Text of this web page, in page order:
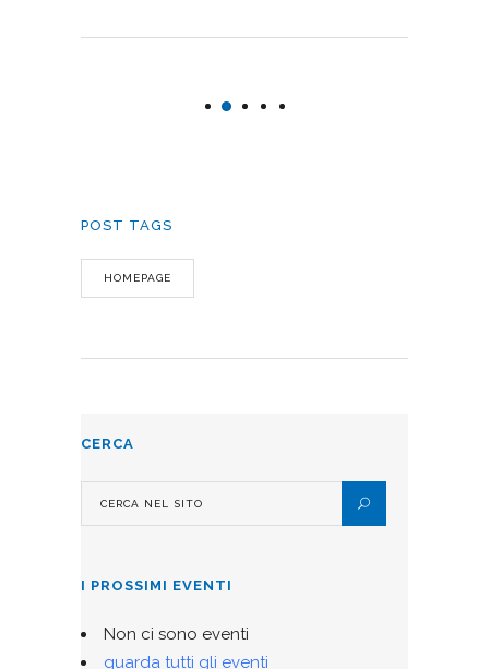
POST TAGS
HOMEPAGE
CERCA
I PROSSIMI EVENTI
Non ci sono eventi
guarda tutti gli eventi